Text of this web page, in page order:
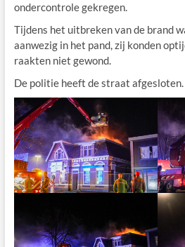
ondercontrole gekregen.
Tijdens het uitbreken van de brand
aanwezig in het pand, zij konden
raakten niet gewond.
De politie heeft de straat afgesloten.